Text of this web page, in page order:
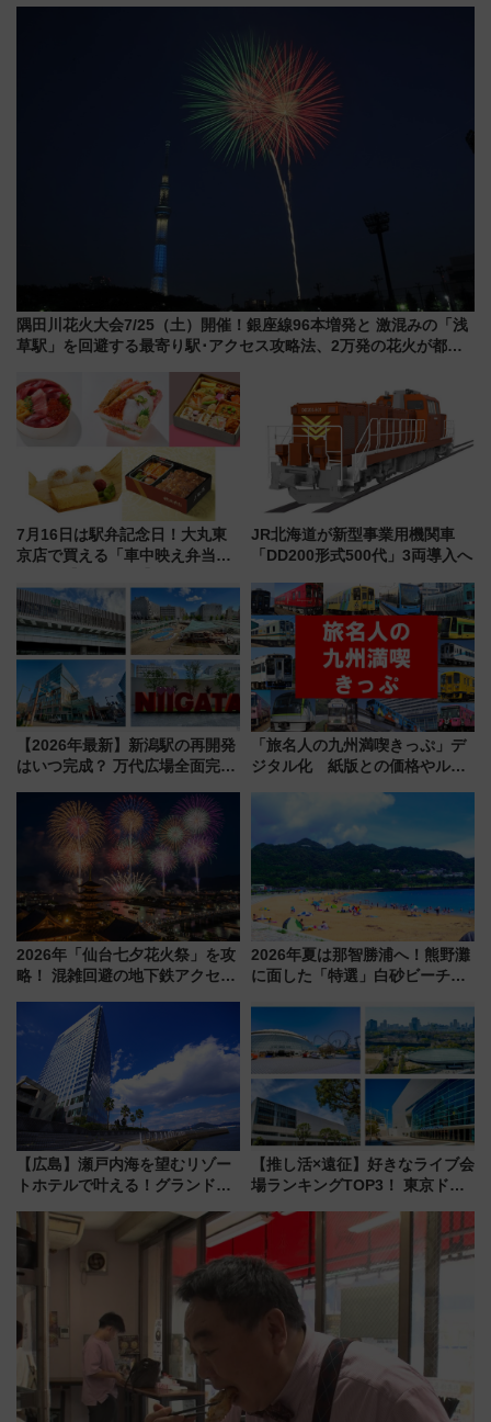
隅田川花火大会7/25（土）開催！銀座線96本増発と 激混みの「浅
草駅」を回避する最寄り駅･アクセス攻略法、2万発の花火が都心
7月16日は駅弁記念日！大丸東
京店で買える「車中映え弁当」
JR北海道が新型事業用機関車
「DD200形式500代」3両導入へ
【2026年最新】新潟駅の再開発
はいつ完成？ 万代広場全面完成
開発、バスタ新潟構想まで徹底
解説！
「旅名人の九州満喫きっぷ」デ
ジタル化 紙版との価格やルー
2026年「仙台七夕花火祭」を攻
略！ 混雑回避の地下鉄アクセス
火前に楽しむ仙台観光ルートま
で解説！
2026年夏は那智勝浦へ！熊野灘
に面した「特選」白砂ビーチは
会」は8月11日開催！
【広島】瀬戸内海を望むリゾー
トホテルで叶える！グランドプ
ディング＆カジュアルパーティ
ープラン
【推し活×遠征】好きなライブ会
場ランキングTOP3！ 東京ドー
由と交通アクセス術、ライブ会